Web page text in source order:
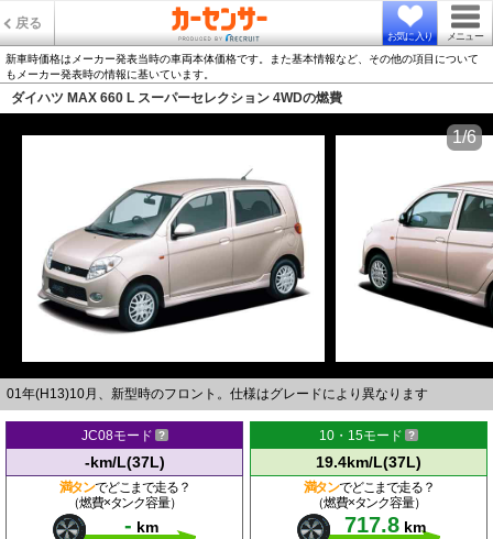
戻る
お気に入り メニュー
新車時価格はメーカー発表当時の車両本体価格です。また基本情報など、その他の項目について
もメーカー発表時の情報に基いています。
ダイハツ MAX 660 L スーパーセレクション 4WDの燃費
01年(H13)10月、新型時のフロント。仕様はグレードにより異なります
1/6
JC08モード
-km/L(37L)
満タンでどこまで走る？
（燃費×タンク容量）
- km
10・15モード
19.4km/L(37L)
満タンでどこまで走る？
（燃費×タンク容量）
717.8 km